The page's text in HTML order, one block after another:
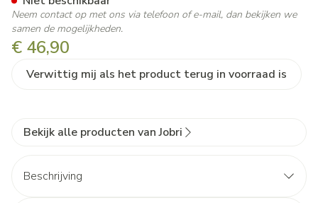
€ 46,90
Verwittig mij als het product terug in voorraad is
Neem contact op met ons via telefoon of e-mail, dan bekijken we
samen de mogelijkheden.
Bekijk alle producten van Jobri
Beschrijving